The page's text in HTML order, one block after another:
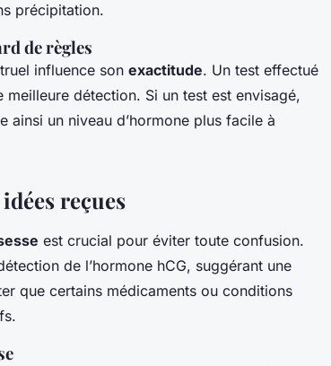
précipitation.
de règles
influence son exactitude. Un test effectué
détection. Si un test est envisagé,
un niveau d’hormone plus facile à
reçues
est crucial pour éviter toute confusion.
de l’hormone hCG, suggérant une
que certains médicaments ou conditions